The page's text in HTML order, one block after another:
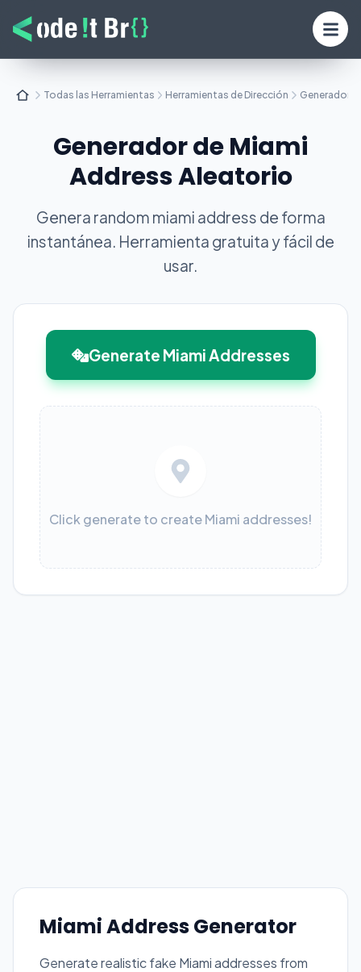
Todas las Herramientas Herramientas de Dirección
Generador de Miami
Address Aleatorio
Genera random miami address de forma
instantánea. Herramienta gratuita y fácil de
usar.
Generate Miami Addresses
Click generate to create Miami addresses!
Miami Address Generator
Generate realistic fake Miami addresses from